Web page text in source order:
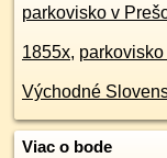
parkovisko v
1855x,
Východné
Viac o bode